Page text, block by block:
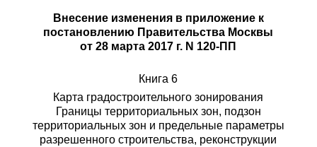
Внесение изменения в приложение к
постановлению Правительства Москвы
от 28 марта 2017 г. N 120-ПП
Книга 6
Карта градостроительного зонирования
Границы территориальных зон, подзон
территориальных зон и предельные параметры
разрешенного строительства, реконструкции